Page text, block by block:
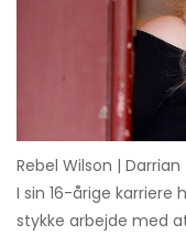
Rebel Wilson |
I sin 16-årige karriere
stykke arbejde med